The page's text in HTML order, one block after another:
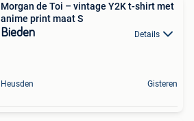
Morgan de Toi – vintage Y2K t-shirt met
anime print maat S
Bieden Details
Heusden Gisteren